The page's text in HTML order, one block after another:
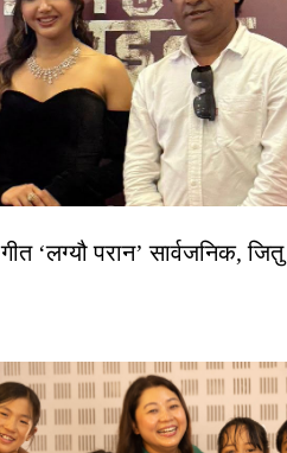
‘लग्यौ परान’ सार्वजनिक,